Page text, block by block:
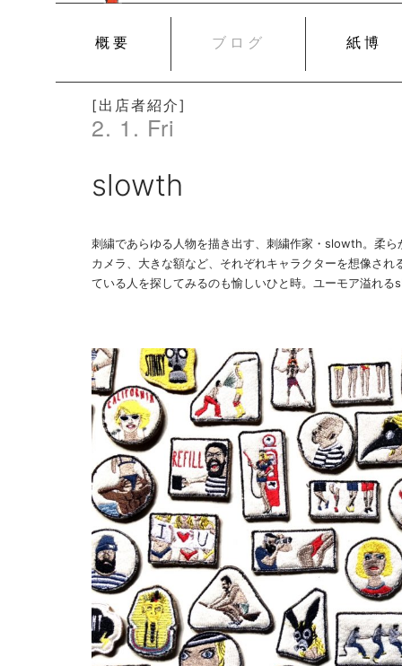
CONTENT
概要 ブログ 紙博
[出店者紹介]
2. 1. Fri
slowth
刺繍であらゆる人物を描き出す、刺繍作家・slowth。柔
カメラ、大きな額など、それぞれキャラクターを想像さ
ている人を探してみるのも愉しいひと時。ユーモア溢れ